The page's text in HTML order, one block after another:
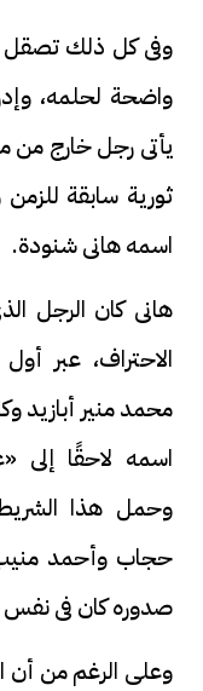
وفى كل ذلك تصقل
واضحة لحلمه،
يأتى رجل خارج من
ثورية سابقة
اسمه هانى شنودة.
هانى كان الرجل
الاحتراف، عبر
محمد منير أبازيد
اسمه لاحقًا إلى
وحمل هذا
حجاب وأحمد منيب
صدوره كان فى نفس
وعلى الرغم من أن